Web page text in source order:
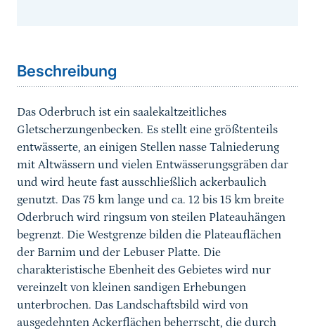
Beschreibung
Das Oderbruch ist ein saalekaltzeitliches
Gletscherzungenbecken. Es stellt eine größtenteils
entwässerte, an einigen Stellen nasse Talniederung
mit Altwässern und vielen Entwässerungsgräben dar
und wird heute fast ausschließlich ackerbaulich
genutzt. Das 75 km lange und ca. 12 bis 15 km breite
Oderbruch wird ringsum von steilen Plateauhängen
begrenzt. Die Westgrenze bilden die Plateauflächen
der Barnim und der Lebuser Platte. Die
charakteristische Ebenheit des Gebietes wird nur
vereinzelt von kleinen sandigen Erhebungen
unterbrochen. Das Landschaftsbild wird von
ausgedehnten Ackerflächen beherrscht, die durch